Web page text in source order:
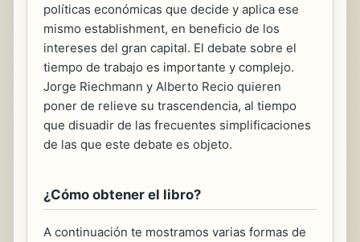
políticas económicas que decide y aplica ese
mismo establishment, en beneficio de los
intereses del gran capital. El debate sobre el
tiempo de trabajo es importante y complejo.
Jorge Riechmann y Alberto Recio quieren
poner de relieve su trascendencia, al tiempo
que disuadir de las frecuentes simplificaciones
de las que este debate es objeto.
¿Cómo obtener el libro?
A continuación te mostramos varias formas de